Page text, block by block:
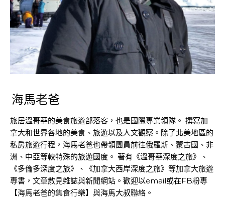
海馬老爸
旅居溫哥華的美食旅遊部落客，也是國際專業領隊。 撰寫加
拿大和世界各地的美食、旅遊以及人文觀察。除了北美地區的
私房旅遊行程，海馬老爸也帶領團員前往俄羅斯、蒙古國、非
洲、中亞等較特殊的旅遊國度。 著有《溫哥華深度之旅》、
《多倫多深度之旅》、《加拿大西岸深度之旅》等加拿大旅遊
專書，文章散見雜誌與新聞網站。歡迎以email或在FB粉專
【海馬老爸的集食行樂】與海馬大叔聯絡。